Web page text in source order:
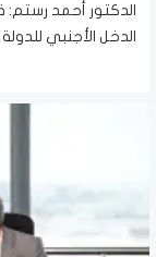
الدكتور أحمد رستم:
الدخل الأجنبي للدولة